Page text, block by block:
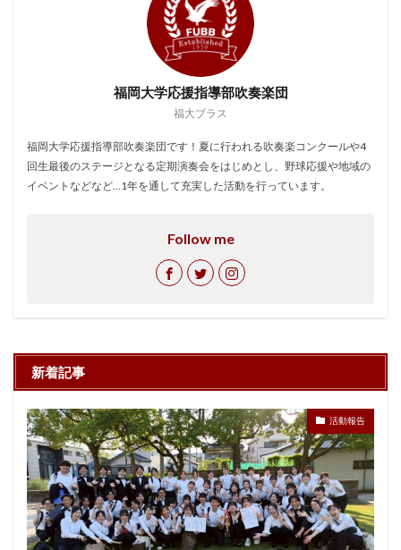
福岡大学応援指導部吹奏楽団
福大ブラス
福岡大学応援指導部吹奏楽団です！夏に行われる吹奏楽コンクールや4
回生最後のステージとなる定期演奏会をはじめとし、野球応援や地域の
イベントなどなど…1年を通して充実した活動を行っています。
Follow me
新着記事
活動報告